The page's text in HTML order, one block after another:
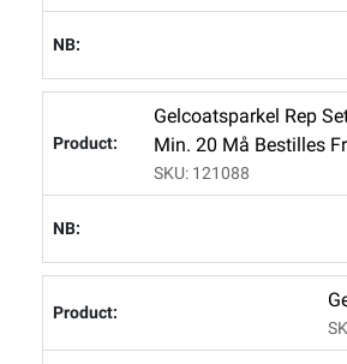
Gelcoatsparkel Rep
Min. 20 Må Bestilles
SKU: 121088